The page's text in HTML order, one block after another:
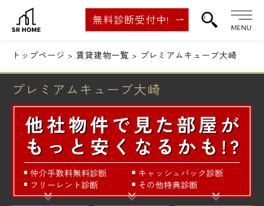
無料診断受付中!
MENU
トップページ 賃貸建物一覧 プレミアムキューブ大崎
プレミアムキューブ大崎